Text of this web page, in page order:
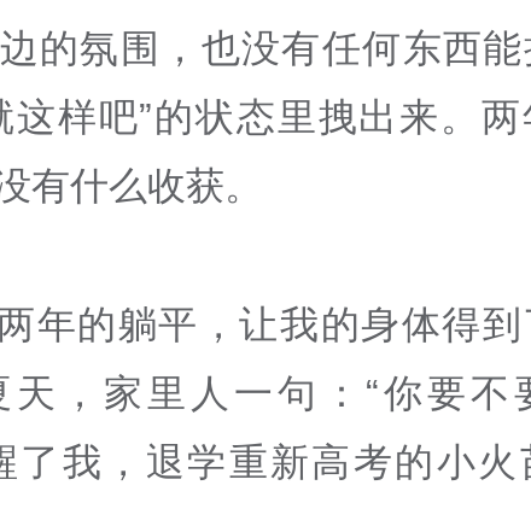
的氛围，也没有任何东西
这样吧”的状态里拽出来。
有什么收获。
年的躺平，让我的身体得
天，家里人一句：“你要不
了我，退学重新高考的小火